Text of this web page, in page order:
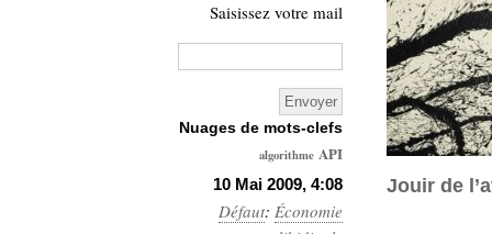
10 Mai 2009, 4:08
Défaut: Économie
Jouir de
Saisissez votre mail
Nuages de mots-clefs
algorithme API
Architecture
Ars-